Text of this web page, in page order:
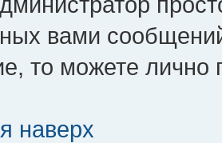
вами
то можете лично
наверх